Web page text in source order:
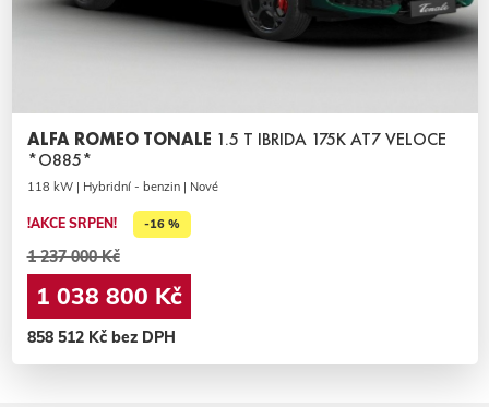
ALFA ROMEO TONALE 1.5 T IBRIDA 175K AT7 VELOCE
*O885*
118 kW | Hybridní - benzin | Nové
!AKCE SRPEN! -16 %
1 237 000 Kč
1 038 800 Kč
858 512 Kč bez DPH